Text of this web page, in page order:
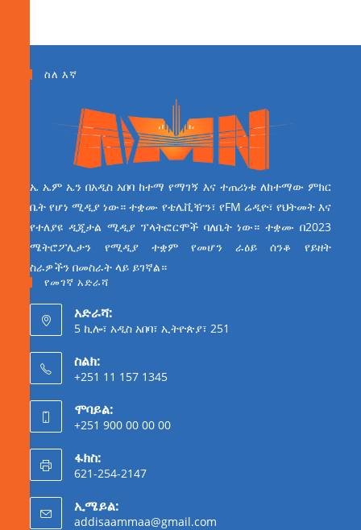
ስለ እኛ
ኤ ኤም ኤን በአዲስ አበባ ከተማ የማገኝ እና ተጠሪነቱ ለከተማው ምክር
ቤት የሆነ ሚዲያ ነው። ተቋሙ የቴሌቪዥን፣ የFM ሬዲዮ፣ የህትመት እና
የተለያዩ ዲጂታል ሚዲያ ፕላትፎርሞች ባለቤት ነው። ተቋሙ በ2023
ሜትሮፖሊታን የሚዲያ ተቋም የመሆን ራዕይ ሰንቆ የይዘት
ስራዎችን በመስራት ላይ ይገኛል።
የመገኛ አድራሻ
አድራሻ:
5 ኪሎ፣ አዲስ አበባ፣ ኢትዮጵያ፣ 251
ስልክ:
+251 11 157 1345
ሞባይል:
+251 900 00 00 00
ፋክስ:
621-254-2147
ኢሜይል:
addisaammaa@gmail.com